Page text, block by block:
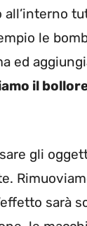
all’interno
le
ed
il
gli
sarà